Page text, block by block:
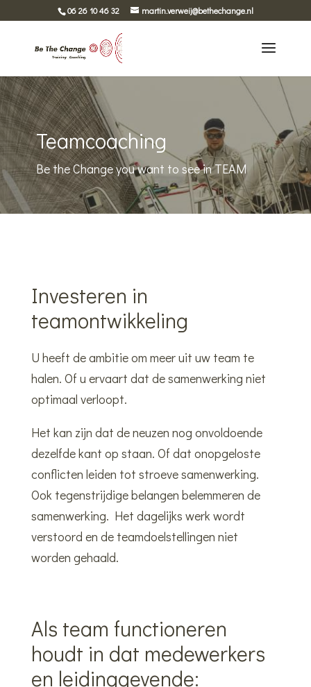
06 26 10 46 32 martin.verweij@bethechange.nl
Teamcoaching
Be the Change you want to see in TEAM
Investeren in
teamontwikkeling
U heeft de ambitie om meer uit uw team te
halen. Of u ervaart dat de samenwerking niet
optimaal verloopt.
Het kan zijn dat de neuzen nog onvoldoende
dezelfde kant op staan. Of dat onopgeloste
conflicten leiden tot stroeve samenwerking.
Ook tegenstrijdige belangen belemmeren de
samenwerking. Het dagelijks werk wordt
verstoord en de teamdoelstellingen niet
worden gehaald.
Als team functioneren
houdt in dat medewerkers
en leidinggevende: